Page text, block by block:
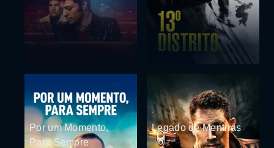
Por um Momento,
Para Sempre
Legado de Mentiras